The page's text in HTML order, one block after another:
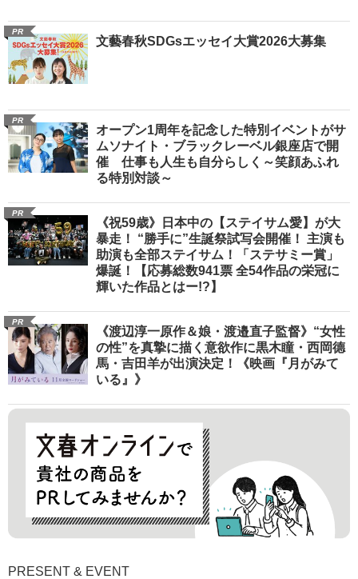
PR
文藝春秋SDGsエッセイ大賞2026大募集
PR
オープン1周年を記念した特別イベントがサ
ムソナイト・ブラックレーベル銀座店で開
催 仕事も人生も自分らしく～笑顔あふれ
る特別対談～
PR
《祝59歳》日本中の【ステイサム愛】が大
暴走！ “勝手に”生誕祭試写会開催！ 主演も
助演も全部ステイサム！「ステサミー賞」
爆誕！【応募総数941票 全54作品の栄冠に
輝いた作品とはー!?】
PR
《渡辺淳一原作＆娘・渡邉直子監督》“女性
の性”を真摯に描く意欲作に黒木瞳・西岡德
馬・吉田羊が出演決定！《映画『月がみて
いる』》
PRESENT & EVENT